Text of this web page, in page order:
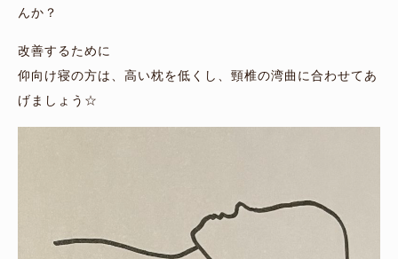
んか？
改善するために
仰向け寝の方は、高い枕を低くし、頸椎の湾曲に合わせてあ
げましょう☆